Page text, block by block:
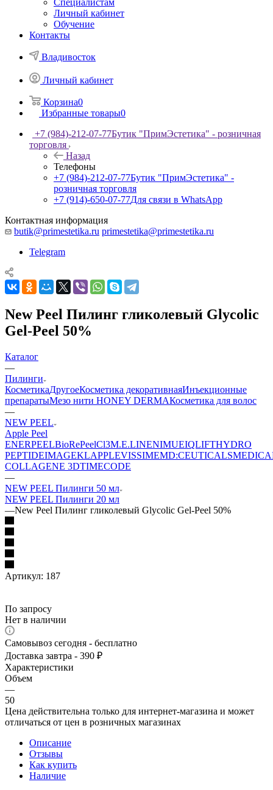
Специалистам
Личный кабинет
Обучение
Контакты
Владивосток
Личный кабинет
Корзина0
Избранные товары0
+7 (984)-212-07-77Бутик "ПримЭстетика" - розничная
торговля
Назад
Телефоны
+7 (984)-212-07-77Бутик "ПримЭстетика" -
розничная торговля
+7 (914)-650-07-77Для связи в WhatsApp
Контактная информация
butik@primestetika.ru primestetika@primestetika.ru
Telegram
New Peel Пилинг гликолевый Glycolic
Gel-Peel 50%
Каталог
—
Пилинги
КосметикаДругоеКосметика декоративнаяИнъекционные
препаратыМезо нити HONEY DERMAКосметика для волос
—
NEW PEEL
Apple Peel
ENERPEELBioRePeelCl3M.E.LINENIMUEIQLIFTHYDRO
PEPTIDEIMAGEKLAPPLEVISSIMEMD:CEUTICALS
COLLAGENE 3DTIMECODE
—
NEW PEEL Пилинги 50 мл
NEW PEEL Пилинги 20 мл
—New Peel Пилинг гликолевый Glycolic Gel-Peel 50%
Артикул: 187
По запросу
Нет в наличии
Самовывоз сегодня - бесплатно
Доставка завтра - 390 ₽
Характеристики
Объем
—
50
Цена действительна только для интернет-магазина и может
отличаться от цен в розничных магазинах
Описание
Отзывы
Как купить
Наличие